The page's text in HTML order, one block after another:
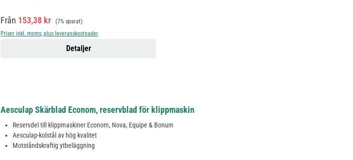
Försäljningspris:
Från 153,38 kr Ordinarie pris:
(7% sparat)
Priser inkl. moms, plus leveranskostnader
Detaljer
Aesculap Skärblad Econom, reservblad för klippmaskin
Reservdel till klippmaskiner Econom, Nova, Equipe & Bonum
Aesculap-kolstål av hög kvalitet
Motståndskraftig ytbeläggning